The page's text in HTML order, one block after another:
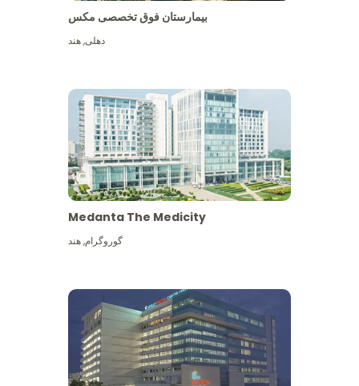
بیمارستان فوق تخصصی مکس
دهلی,هند
Medanta The Medicity
گوروگرام,هند